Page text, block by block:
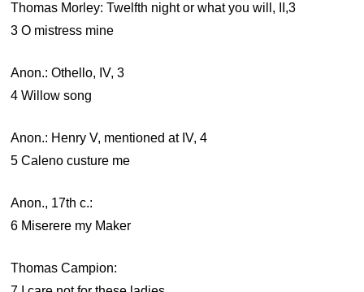
Thomas Morley: Twelfth night or what you will, II,3
3 O mistress mine
Anon.: Othello, IV, 3
4 Willow song
Anon.: Henry V, mentioned at IV, 4
5 Caleno custure me
Anon., 17th c.:
6 Miserere my Maker
Thomas Campion: